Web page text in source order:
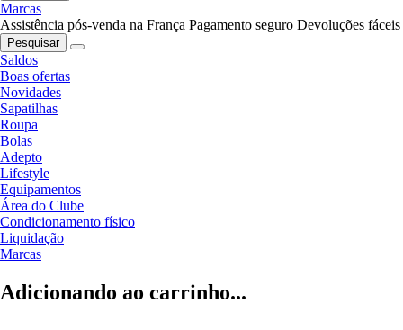
Marcas
Assistência pós-venda na França Pagamento seguro Devoluções fáceis
Pesquisar
Saldos
Boas ofertas
Novidades
Sapatilhas
Roupa
Bolas
Adepto
Lifestyle
Equipamentos
Área do Clube
Condicionamento físico
Liquidação
Marcas
Adicionando ao carrinho...